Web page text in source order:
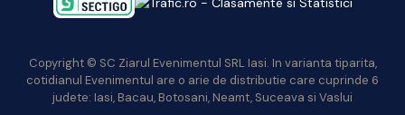
Copyright © SC Ziarul Evenimentul SRL Iasi. In varianta tiparita,
cotidianul Evenimentul are o arie de distributie care cuprinde 6
judete: Iasi, Bacau, Botosani, Neamt, Suceava si Vaslui